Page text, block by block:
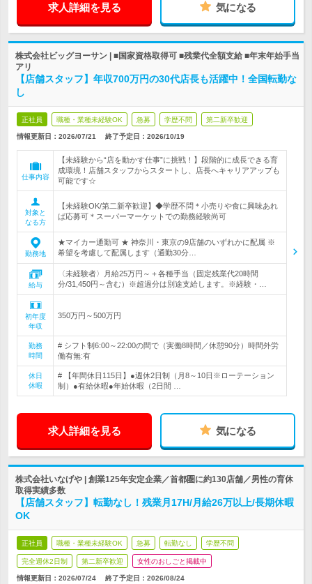
求人詳細を見る 気になる
株式会社ビッグヨーサン | ■国家資格取得可 ■残業代全額支給 ■年末年始手当
アリ
【店舗スタッフ】年収700万円の30代店長も活躍中！全国転勤な
し
正社員 職種・業種未経験OK 急募 学歴不問 第二新卒歓迎
情報更新日：2026/07/21 終了予定日： 2026/10/19
仕事内容
【未経験から“店を動かす仕事”に挑戦！】段階的に成長できる育
成環境！店舗スタッフからスタートし、店長へキャリアアップも
可能です☆
対象と
なる方
【未経験OK/第二新卒歓迎】◆学歴不問＊小売りや食に興味あれ
ば応募可＊スーパーマーケットでの勤務経験尚可
勤務地
★マイカー通勤可 ★ 神奈川・東京の9店舗のいずれかに配属 ※
希望を考慮して配属します（通勤30分…
給与
〈未経験者〉月給25万円～＋各種手当（固定残業代20時間
分/31,450円～含む）※超過分は別途支給します。※経験・…
初年度
年収
350万円～500万円
勤務
時間
# シフト制6:00～22:00の間で（実働8時間／休憩90分）時間外労
働有無:有
休日
休暇
# 【年間休日115日】●週休2日制（月8～10日※ローテーション
制）●有給休暇●年始休暇（2日間 …
求人詳細を見る 気になる
株式会社いなげや | 創業125年安定企業／首都圏に約130店舗／男性の育休
取得実績多数
【店舗スタッフ】転勤なし！残業月17H/月給26万以上/長期休暇
OK
正社員 職種・業種未経験OK 急募 転勤なし 学歴不問
完全週休2日制 第二新卒歓迎 女性のおしごと掲載中
情報更新日：2026/07/24 終了予定日： 2026/08/24